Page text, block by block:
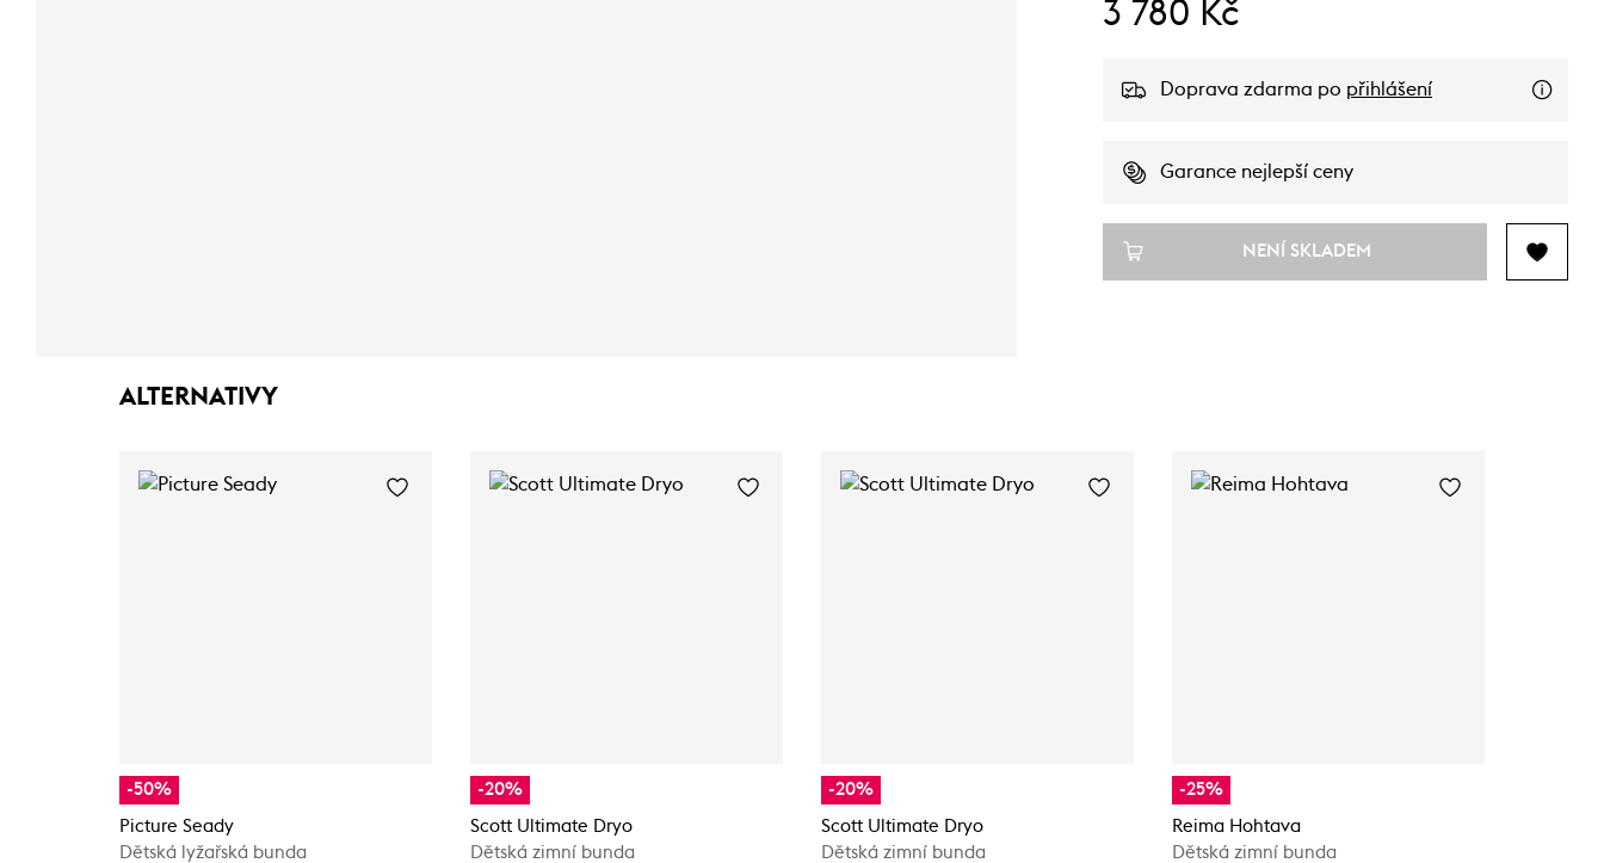
3 780 Kč
Doprava zdarma po přihlášení
Garance nejlepší ceny
NENÍ SKLADEM
ALTERNATIVY
-50%
Picture Seady
Dětská lyžařská bunda
-20%
Scott Ultimate Dryo
Dětská zimní bunda
-20%
Scott Ultimate Dryo
Dětská zimní bunda
-25%
Reima Hohtava
Dětská zimní bunda